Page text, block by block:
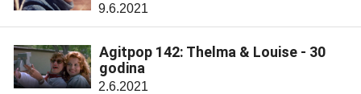
9.6.2021
Agitpop 142: Thelma & Louise - 30
godina
2.6.2021